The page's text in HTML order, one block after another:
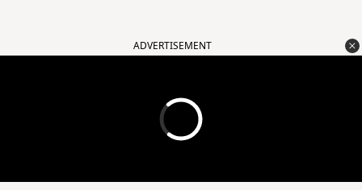
ADVERTISEMENT